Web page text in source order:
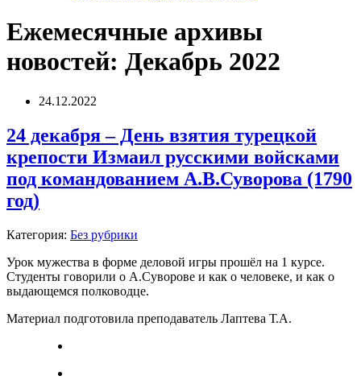
Ежемесячные архивы
новостей: Декабрь 2022
24.12.2022
24 декабря – День взятия турецкой
крепости Измаил русскими войсками
под командованием А.В.Суворова (1790
год)
Категория: Без рубрики
Урок мужества в форме деловой игры прошёл на 1 курсе.
Студенты говорили о А.Суворове и как о человеке, и как о
выдающемся полководце.
Материал подготовила преподаватель Лаптева Т.А.